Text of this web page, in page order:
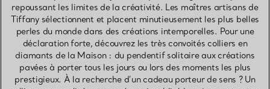
repoussant les limites de la créativité. Les maîtres artisans de
Tiffany sélectionnent et placent minutieusement les plus belles
perles du monde dans des créations intemporelles. Pour une
déclaration forte, découvrez les très convoités colliers en
diamants de la Maison : du pendentif solitaire aux créations
pavées à porter tous les jours ou lors des moments les plus
prestigieux. À la recherche d’un cadeau porteur de sens ? Un